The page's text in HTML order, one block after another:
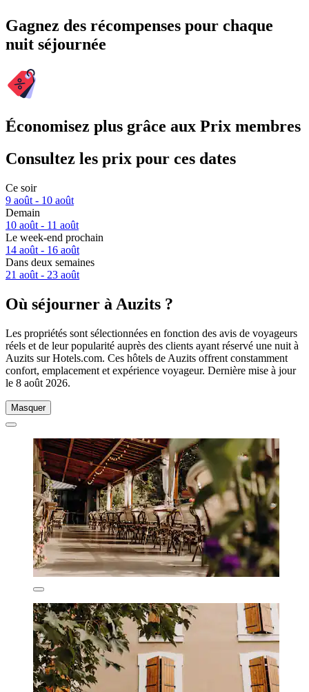
Gagnez des récompenses pour chaque
nuit séjournée
Économisez plus grâce aux Prix membres
Consultez les prix pour ces dates
Ce soir
9 août - 10 août
Demain
10 août - 11 août
Le week-end prochain
14 août - 16 août
Dans deux semaines
21 août - 23 août
Où séjourner à Auzits ?
Les propriétés sont sélectionnées en fonction des avis de voyageurs
réels et de leur popularité auprès des clients ayant réservé une nuit à
Auzits sur Hotels.com. Ces hôtels de Auzits offrent constamment
confort, emplacement et expérience voyageur. Dernière mise à jour
le 8 août 2026.
Masquer